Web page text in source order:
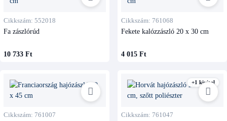
Cikkszám: 552018
Fa zászlórúd
10 733 Ft
Cikkszám: 761068
Fekete kalózzászló 20 x 30 cm
4 015 Ft
Cikkszám: 761007
+1 kivitel
Cikkszám: 761047